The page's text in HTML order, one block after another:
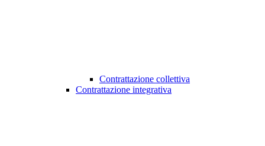
Contrattazione collettiva
Contrattazione integrativa